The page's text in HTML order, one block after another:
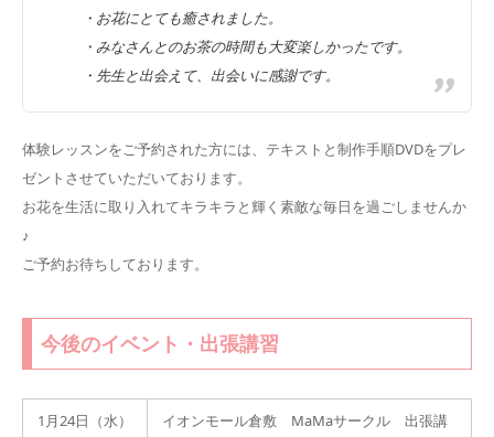
・お花にとても癒されました。
・みなさんとのお茶の時間も大変楽しかったです。
・先生と出会えて、出会いに感謝です。
体験レッスンをご予約された方には、テキストと制作手順DVDをプレ
ゼントさせていただいております。
お花を生活に取り入れてキラキラと輝く素敵な毎日を過ごしませんか
♪
ご予約お待ちしております。
今後のイベント・出張講習
1月24日（水）
イオンモール倉敷 MaMaサークル 出張講